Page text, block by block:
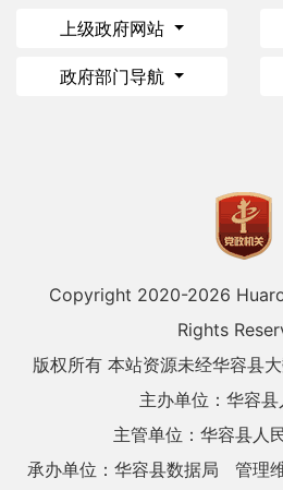
上级政府网站
政府部门导航
Copyright 2020-2026
Rights
版权所有 本站资源未经华容县
主办单位：华容
主管单位：华容县人
承办单位：华容县数据局
管理